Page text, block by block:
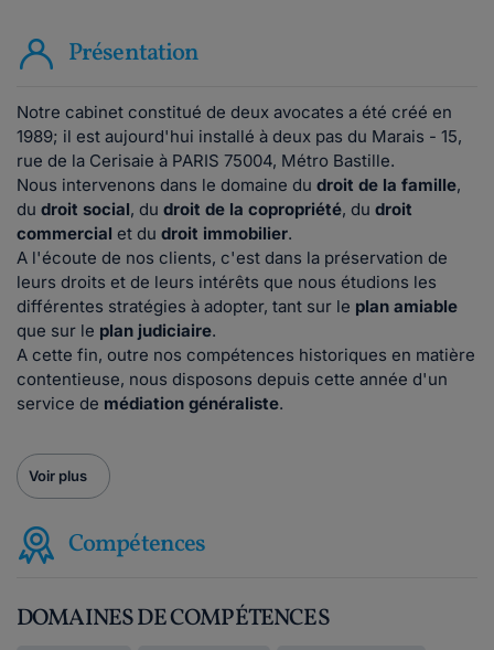
Présentation
Notre cabinet constitué de deux avocates a été créé en
1989; il est aujourd'hui installé à deux pas du Marais - 15,
rue de la Cerisaie à PARIS 75004, Métro Bastille.
Nous intervenons dans le domaine du droit de la famille,
du droit social, du droit de la copropriété, du droit
commercial et du droit immobilier.
A l'écoute de nos clients, c'est dans la préservation de
leurs droits et de leurs intérêts que nous étudions les
différentes stratégies à adopter, tant sur le plan amiable
que sur le plan judiciaire.
A cette fin, outre nos compétences historiques en matière
contentieuse, nous disposons depuis cette année d'un
service de médiation généraliste.
Voir plus
Compétences
DOMAINES DE COMPÉTENCES